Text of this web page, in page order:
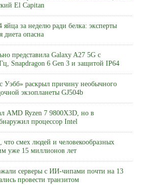
El Capitan
за неделю ради белка: эксперты
диета опасна
представила Galaxy A27 5G с
Snapdragon 6 Gen 3 и защитой IP64
Уэбб» раскрыл причину необычного
экзопланеты GJ504b
AMD Ryzen 7 9800X3D, но в
процессор Intel
смех людей и человекообразных
уже 15 миллионов лет
серверы с ИИ-чипами почти на 13
провести транзитом